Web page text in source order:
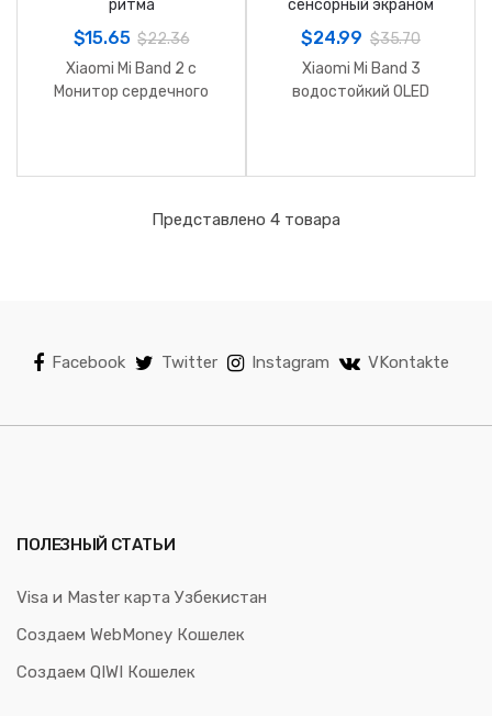
$15.65 $22.36
Xiaomi Mi Band 2 c
Монитор сердечного
$24.99 $35.70
Xiaomi Mi Band 3
водостойкий OLED
Представлено 4 товара
Facebook Twitter Instagram VKontakte
ПОЛЕЗНЫЙ СТАТЬИ
Visa и Master карта Узбекистан
Создаем WebMoney Кошелек
Создаем QIWI Кошелек